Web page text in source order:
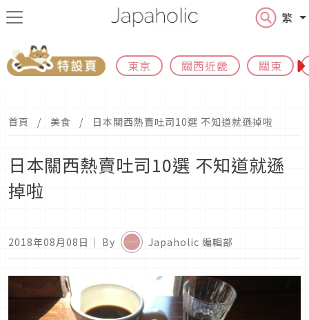
繁
東京 關西近畿 關東
首頁 美食 日本關西熱賣吐司10選 不知道就遜掉啦
日本關西熱賣吐司10選 不知道就遜
掉啦
2018年08月08日 ｜ By Japaholic 編輯部